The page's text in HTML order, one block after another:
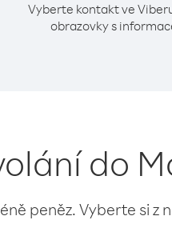
Vyberte kontakt ve
obrazovky s
do
peněz. Vyberte si